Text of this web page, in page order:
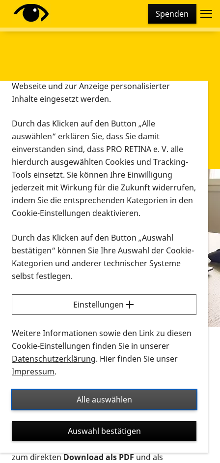
Spenden
Infomaterial
Infomaterial
Vorlesen
Alle Infomaterialien in verschiedenen
Formaten an einem Ort
Sie möchten wissen, wie Sie nach Infonmaterial
suchen und dieses bestellen bzw. herunterladen
können? Schauen Sie sich dieErklärvideos zum
Thema Infomaterial auf der PRO RETINA-Website
für blinde und sehbehinderte Menschen an.
Auf dieser Seite finden Sie sämtliches Infomaterial
Ort. Nutzen Sie den Formatfilter, um ausschließlich
nach Flyern und Broschüren, Audios oder Videos zu
suchen. Die meisten Flyer und Broschüren werden in
verschiedenen Formaten angeboten: zur
postalischen Bestellung als gedruckte Variante
zum direktenDownload als PDFund als
Diese Webseite setzt verschiedene Cookies und
Tracking-Tools ein. Dies beinhaltet Cookies und
Webseite und zur Anzeige personalisierter
Inhalte eingesetzt werden.
Durch das Klicken auf den Button „Alle
auswählen“ erklären Sie, dass Sie damit
einverstanden sind, dass PRO RETINA e. V. alle
hierdurch ausgewählten Cookies und Tracking-
Tools einsetzt. Sie können Ihre Einwilligung
jederzeit mit Wirkung für die Zukunft widerrufen,
indem Sie die entsprechenden Kategorien in den
Cookie-Einstellungen deaktivieren.
Durch das Klicken auf den Button „Auswahl
bestätigen“ können Sie Ihre Auswahl der Cookie-
Kategorien und anderer technischer Systeme
selbst festlegen.
Einstellungen
Weitere Informationen sowie den Link zu diesen
Cookie-Einstellungen finden Sie in unserer
Datenschutzerklärung. Hier finden Sie unser
Impressum.
Alle auswählen
Auswahl bestätigen